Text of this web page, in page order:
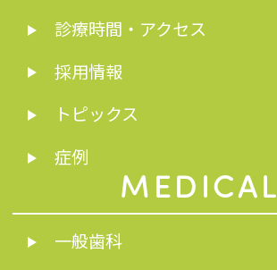
診療時間・アクセス
採用情報
トピックス
症例
MEDICAL
一般歯科